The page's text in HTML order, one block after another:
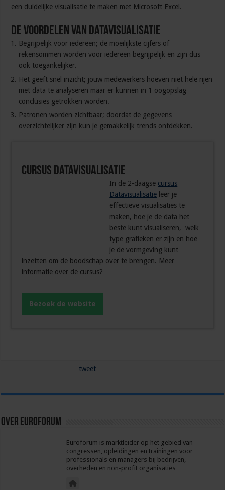
een duidelijke visualisatie te maken met Microsoft Excel.
De voordelen van datavisualisatie
Begrijpelijk voor iedereen; de moeilijkste cijfers of
rekensommen worden voor iedereen begrijpelijk en zijn dus
ook toegankelijker.
Het geeft snel inzicht; jouw medewerkers hoeven niet hele rijen
met data te analyseren maar er kunnen in 1 oogopslag
conclusies getrokken worden.
Patronen worden zichtbaar; doordat de gegevens
overzichtelijker zijn kun je gemakkelijk trends ontdekken.
Cursus Datavisualisatie
In de 2-daagse cursus
Datavisualisatie leer je
effectieve visualisaties te
maken, hoe je de data het
beste kunt visualiseren, welk
type grafieken er zijn en hoe
je de vormgeving kunt
inzetten om de boodschap over te brengen. Meer
informatie over de cursus?
Bezoek de website
tweet
Over euroforum
Euroforum is marktleider op het gebied van
congressen, opleidingen en trainingen voor
professionals en managers bij bedrijven,
overheden en non-profit organisaties